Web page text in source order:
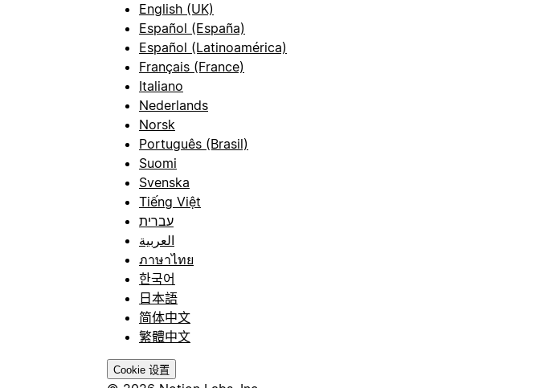
English (UK)
Español (España)
Español (Latinoamérica)
Français (France)
Italiano
Nederlands
Norsk
Português (Brasil)
Suomi
Svenska
Tiếng Việt
עברית
العربية
ภาษาไทย
한국어
日本語
简体中文
繁體中文
Cookie 设置